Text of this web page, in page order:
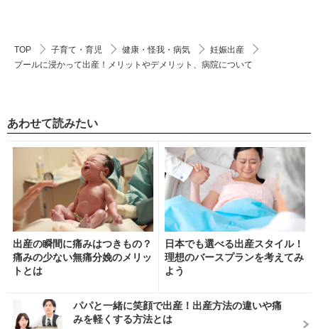
TOP 子育て・育児 健康・怪我・病気
妊娠出産
プールに浸かって出産！メリットやデメリット、病院について
あわせて読みたい
出産の瞬間に痛みはつきもの？
痛みの少ない無痛分娩のメリッ
トとは
日本でも選べる出産スタイル！
理想のバースプランを考えてみ
よう
パパと一緒に笑顔で出産！出産方法の違いや痛
みを軽くする方法とは